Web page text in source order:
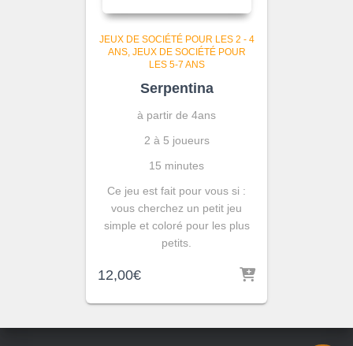
JEUX DE SOCIÉTÉ POUR LES 2 - 4
ANS JEUX DE SOCIÉTÉ POUR
LES 5-7 ANS
Serpentina
à partir de 4ans
2 à 5 joueurs
15 minutes
Ce jeu est fait pour vous si :
vous cherchez un petit jeu
simple et coloré pour les plus
petits.
12,00€